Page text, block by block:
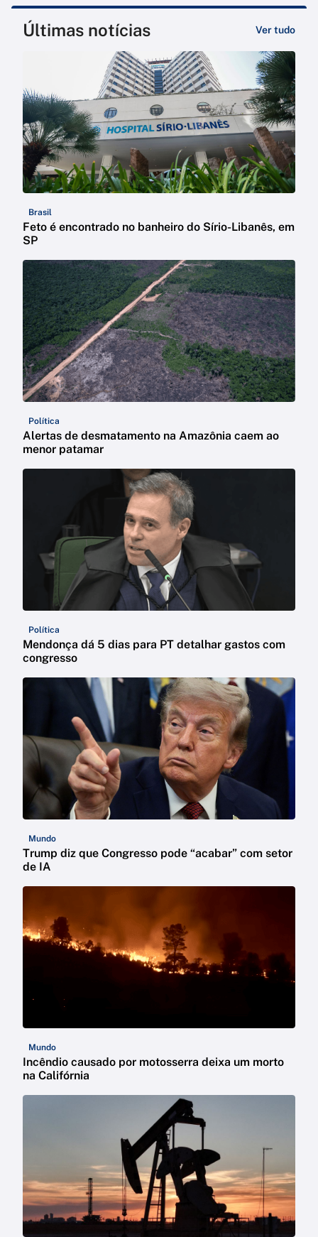
Últimas notícias Ver tudo
Brasil
Feto é encontrado no banheiro do Sírio-Libanês, em
SP
Política
Alertas de desmatamento na Amazônia caem ao
menor patamar
Política
Mendonça dá 5 dias para PT detalhar gastos com
congresso
Mundo
Trump diz que Congresso pode “acabar” com setor
de IA
Mundo
Incêndio causado por motosserra deixa um morto
na Califórnia